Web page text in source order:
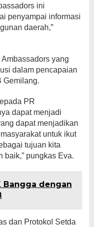
ini
penyampai informasi
daerah,”
yang
dalam pencapaian
Gemilang.
PR
dapat menjadi
dapat menjadikan
untuk ikut
tujuan kita
baik,” pungkas Eva.
Bangga dengan
dan Protokol Setda